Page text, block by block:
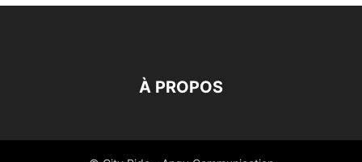
À PROPOS